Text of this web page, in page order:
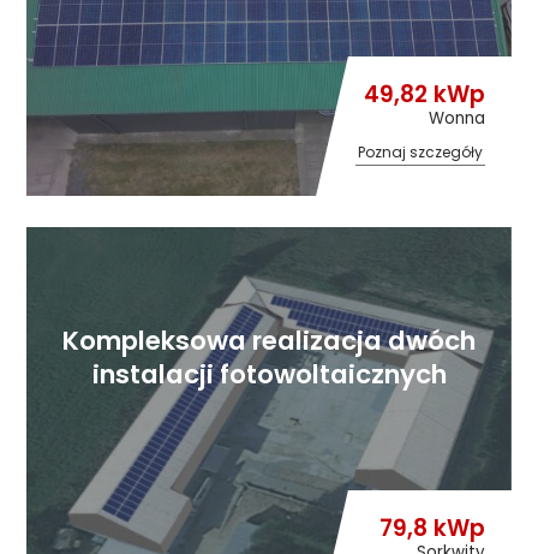
49,82 kWp
Wonna
Poznaj szczegóły
Kompleksowa realizacja dwóch
instalacji fotowoltaicznych
79,8 kWp